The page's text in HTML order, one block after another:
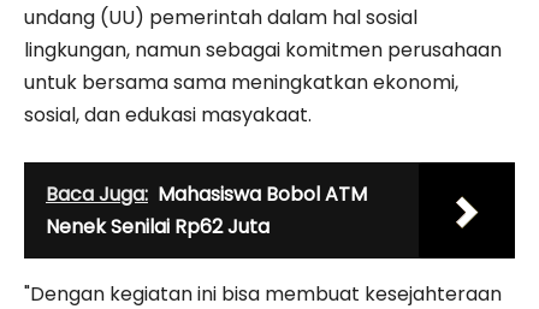
undang (UU) pemerintah dalam hal sosial
lingkungan, namun sebagai komitmen perusahaan
untuk bersama sama meningkatkan ekonomi,
sosial, dan edukasi masyakaat.
Baca Juga: Mahasiswa Bobol ATM
Nenek Senilai Rp62 Juta
"Dengan kegiatan ini bisa membuat kesejahteraan